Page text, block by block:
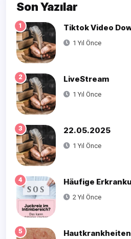
Son Yazılar
1 Tiktok Video
1 Yıl Önce
2 LiveStream
1 Yıl Önce
3 22.05.2025
1 Yıl Önce
4 Häufige
2 Yıl Önce
5